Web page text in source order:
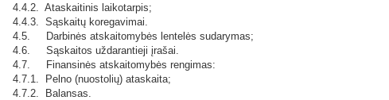
4.4.2. Ataskaitinis laikotarpis;
4.4.3. Sąskaitų koregavimai.
4.5. Darbinės atskaitomybės lentelės sudarymas;
4.6. Sąskaitos uždarantieji įrašai.
4.7. Finansinės atskaitomybės rengimas:
4.7.1. Pelno (nuostolių) ataskaita;
4.7.2. Balansas.